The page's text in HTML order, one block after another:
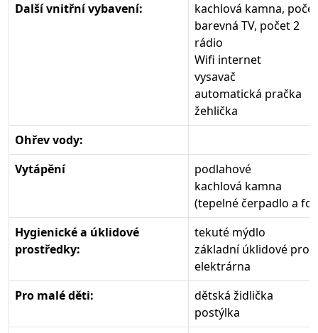
Další vnitřní vybavení:
kachlová kamna,
barevná TV, počet 2
rádio
Wifi internet
vysavač
automatická pračka
žehlička
Ohřev vody:
Vytápění
podlahové
kachlová kamna
(tepelné čerpadlo a
Hygienické a úklidové
prostředky:
tekuté mýdlo
základní úklidové
elektrárna
Pro malé děti:
dětská židlička
postýlka